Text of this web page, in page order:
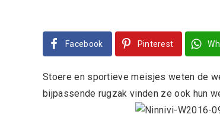
Facebook Pinterest
Stoere en sportieve meisjes weten de
bijpassende rugzak vinden ze ook hun